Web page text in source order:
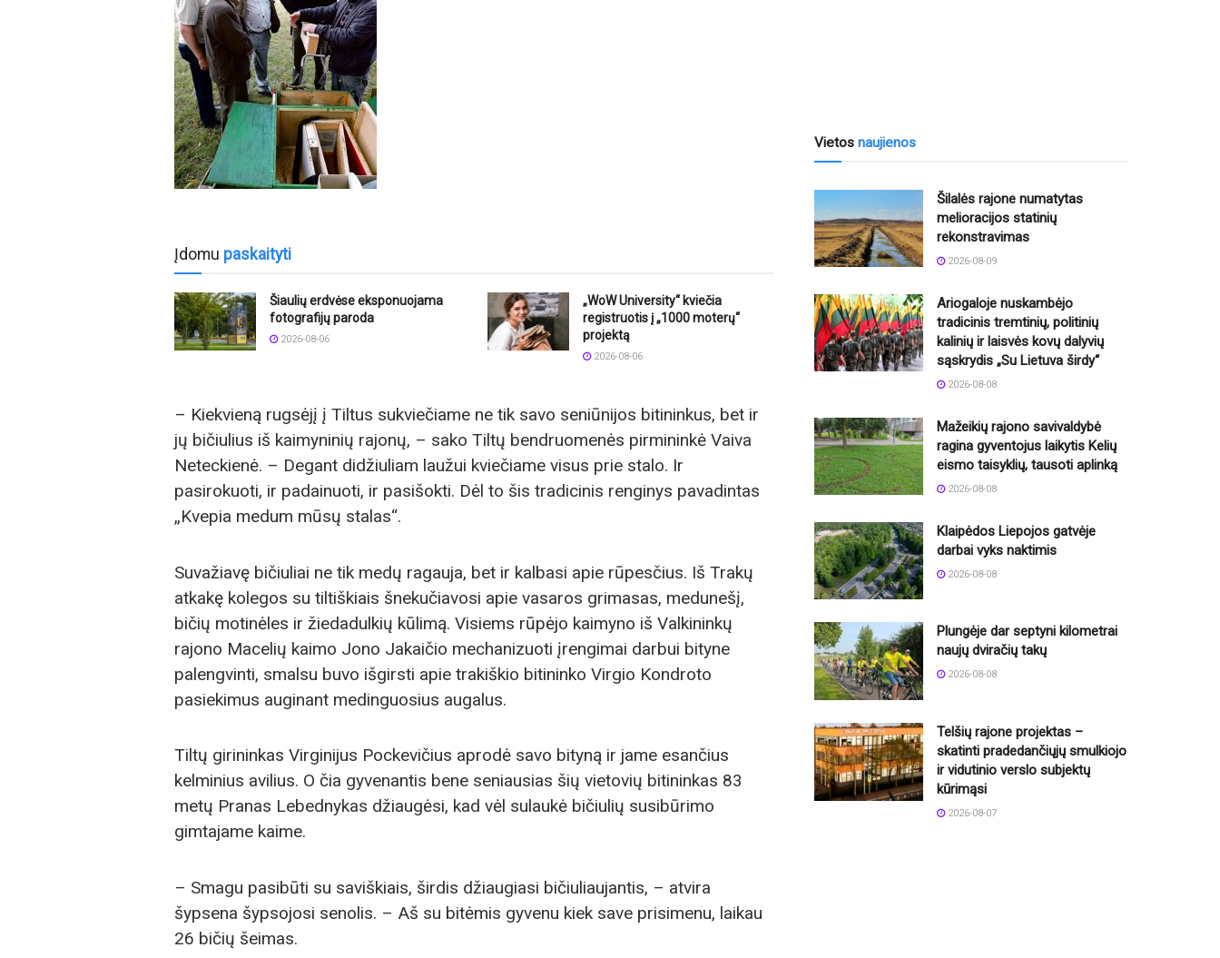
Įdomu paskaityti
Šiaulių erdvėse eksponuojama
fotografijų paroda
2026-08-06
„WoW University“ kviečia
registruotis į „1000 moterų“
projektą
2026-08-06
– Kiekvieną rugsėjį į Tiltus sukviečiame ne tik savo seniūnijos bitininkus, bet ir
jų bičiulius iš kaimyninių rajonų, – sako Tiltų bendruomenės pirmininkė Vaiva
Neteckienė. – Degant didžiuliam laužui kviečiame visus prie stalo. Ir
pasirokuoti, ir padainuoti, ir pasišokti. Dėl to šis tradicinis renginys pavadintas
„Kvepia medum mūsų stalas“.
Suvažiavę bičiuliai ne tik medų ragauja, bet ir kalbasi apie rūpesčius. Iš Trakų
atkakę kolegos su tiltiškiais šnekučiavosi apie vasaros grimasas, medunešį,
bičių motinėles ir žiedadulkių kūlimą. Visiems rūpėjo kaimyno iš Valkininkų
rajono Macelių kaimo Jono Jakaičio mechanizuoti įrengimai darbui bityne
palengvinti, smalsu buvo išgirsti apie trakiškio bitininko Virgio Kondroto
pasiekimus auginant medinguosius augalus.
Tiltų girininkas Virginijus Pockevičius aprodė savo bityną ir jame esančius
kelminius avilius. O čia gyvenantis bene seniausias šių vietovių bitininkas 83
metų Pranas Lebednykas džiaugėsi, kad vėl sulaukė bičiulių susibūrimo
gimtajame kaime.
– Smagu pasibūti su saviškiais, širdis džiaugiasi bičiuliaujantis, – atvira
šypsena šypsojosi senolis. – Aš su bitėmis gyvenu kiek save prisimenu, laikau
26 bičių šeimas.
Vietos naujienos
Šilalės rajone numatytas
melioracijos statinių
rekonstravimas
2026-08-09
Ariogaloje nuskambėjo
tradicinis tremtinių, politinių
kalinių ir laisvės kovų dalyvių
sąskrydis „Su Lietuva širdy“
2026-08-08
Mažeikių rajono savivaldybė
ragina gyventojus laikytis Kelių
eismo taisyklių, tausoti aplinką
2026-08-08
Klaipėdos Liepojos gatvėje
darbai vyks naktimis
2026-08-08
Plungėje dar septyni kilometrai
naujų dviračių takų
2026-08-08
Telšių rajone projektas –
skatinti pradedančiųjų smulkiojo
ir vidutinio verslo subjektų
kūrimąsi
2026-08-07